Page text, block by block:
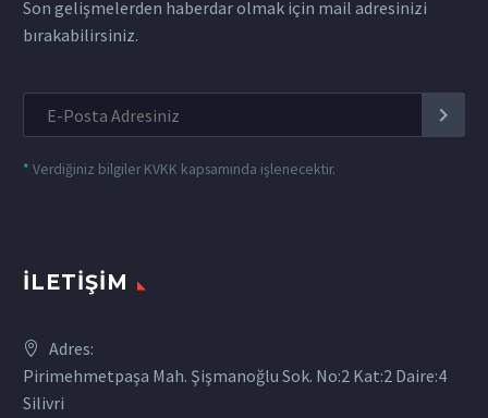
Son gelişmelerden haberdar olmak için mail adresinizi
bırakabilirsiniz.
* Verdiğiniz bilgiler KVKK kapsamında işlenecektir.
İLETIŞIM
Adres:
Pirimehmetpaşa Mah. Şişmanoğlu Sok. No:2 Kat:2 Daire:4
Silivri